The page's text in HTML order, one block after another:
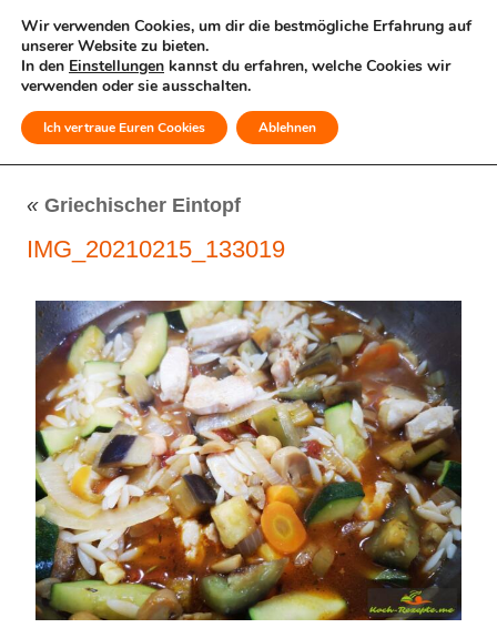
MENÜ
« Griechischer Eintopf
IMG_20210215_133019
Wir verwenden Cookies, um dir die bestmögliche Erfahrung auf
unserer Website zu bieten.
In den Einstellungen kannst du erfahren, welche Cookies wir
verwenden oder sie ausschalten.
Ich vertraue Euren Cookies Ablehnen